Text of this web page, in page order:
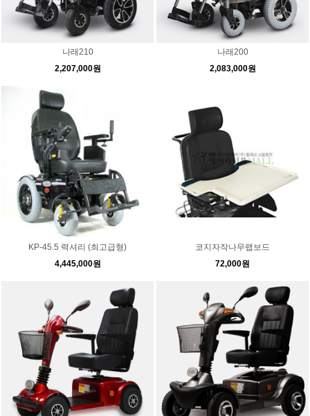
나래210
2,207,000원
나래200
2,083,000원
KP-45.5 력셔리 (최고급형)
4,445,000원
코지자작나무랩보드
72,000원